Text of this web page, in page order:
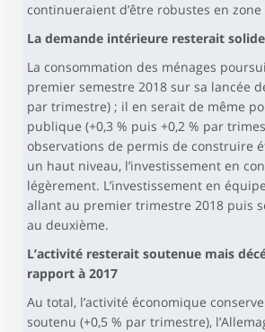
continueraient d’être robustes en zone
La demande intérieure resterait solide
La consommation des ménages
premier semestre 2018 sur sa lancée
par trimestre) ; il en serait de même
publique (+0,3 % puis +0,2 % par
observations de permis de construire
un haut niveau, l’investissement en
légèrement. L’investissement en
allant au premier trimestre 2018 puis
au deuxième.
L’activité resterait soutenue mais
rapport à 2017
Au total, l’activité économique
soutenu (+0,5 % par trimestre),